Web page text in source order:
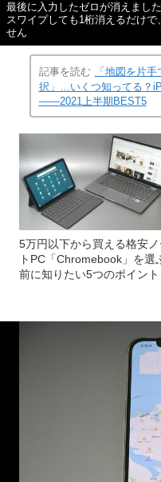
最後に入力したゼロが消えまし
スワイプしても1桁消えるだけで
せん
記事を読む
「地図を片
択」…いくつ知ってる？
――2021上半期BEST5
5万円以下から買える格安ノ
トPC「Chromebook」を選
前に知りたい5つのポイント